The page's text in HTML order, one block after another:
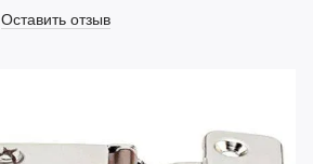
Оставить отзыв